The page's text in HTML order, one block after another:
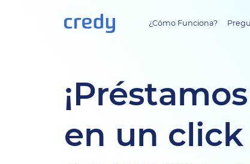
¿Cómo Funciona?
en un click